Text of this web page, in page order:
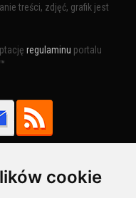
cookie
treści, zdjęć, grafik jest
regulaminu portalu